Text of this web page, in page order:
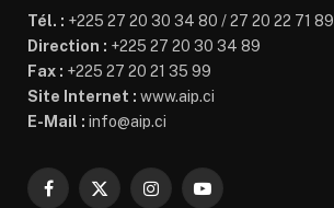
Tél. : +225 27 20 30 34 80 / 27 20 22 71 89
Direction : +225 27 20 30 34 89
Fax : +225 27 20 21 35 99
Site Internet : www.aip.ci
E-Mail : info@aip.ci
Facebook
X
InstagramYouTube